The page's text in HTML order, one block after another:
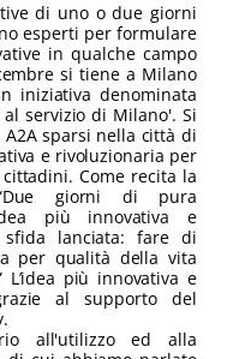
di uno o due giorni
esperti per formulare
in qualche campo
si tiene a Milano
iniziativa denominata
servizio di Milano'. Si
sparsi nella città di
e rivoluzionaria per
Come recita la
giorni di pura
più innovativa e
sfida lanciata: fare di
per qualità della vita
più innovativa e
al supporto del
all'utilizzo ed alla